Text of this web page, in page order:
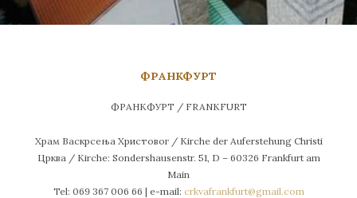
ФРАНКФУРТ
ФРАНКФУРТ / FRANKFURT
Храм Васкрсења Христовог / Kirche der Auferstehung Christi
Црква / Kirche: Sondershausenstr. 51, D – 60326 Frankfurt аm
Main
Tel: 069 367 006 66 | e-mail: crkvafrankfurt@gmail.com